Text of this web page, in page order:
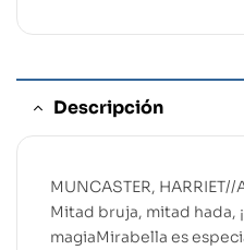
Descripción
MUNCASTER,
Mitad bruja, mitad hada,
magiaMirabella es